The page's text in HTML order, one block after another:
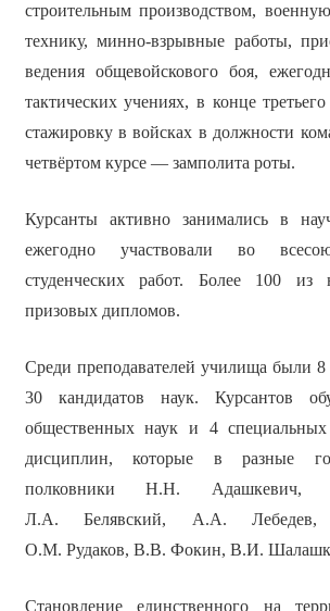
строительным производством,
технику, минно-взрывные работы,
ведения общевойскового боя,
тактических учениях, в конце
стажировку в войсках в должности
четвёртом курсе — замполита роты.
Курсанты активно занимались в
ежегодно участвовали во
студенческих работ. Более 100 из
призовых дипломов.
Среди преподавателей училища были 8
30 кандидатов наук. Курсантов
общественных наук и 4
дисциплин, которые в разные
полковники Н.Н. Адашкевич,
Л.А. Белявский, А.А.
О.М. Рудаков, В.В. Фокин, В.И.
Становление единственного на